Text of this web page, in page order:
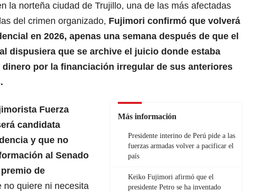
la norteña ciudad de Trujillo, una de las más afectadas
del crimen organizado, Fujimori confirmó que volverá
en 2026, apenas una semana después de que el
dispusiera que se archive el juicio donde estaba
dinero por la financiación irregular de sus anteriores
Más información
Presidente interino de Perú pide a las
fuerzas armadas volver a pacificar el
país
Keiko Fujimori afirmó que el
presidente Petro se ha inventado
Fuerza
candidata
y que no
al Senado
de
no quiere ni necesita